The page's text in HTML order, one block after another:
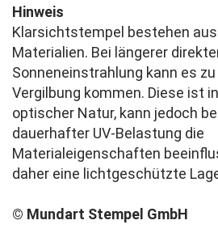
Hinweis
Klarsichtstempel bestehen
Materialien. Bei längerer
Sonneneinstrahlung kann es
Vergilbung kommen. Diese ist
optischer Natur, kann jedoch
dauerhafter UV-Belastung die
Materialeigenschaften
daher eine lichtgeschützte
​© Mundart Stempel GmbH